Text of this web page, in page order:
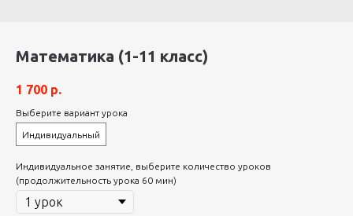
Математика (1-11 класс)
1 700 р.
Выберите вариант урока
Индивидуальный
Индивидуальное занятие, выберите количество уроков
(продолжительность урока 60 мин)